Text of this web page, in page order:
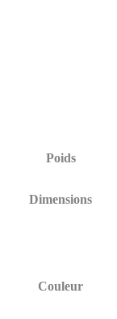
Poids
Dimensions
Couleur